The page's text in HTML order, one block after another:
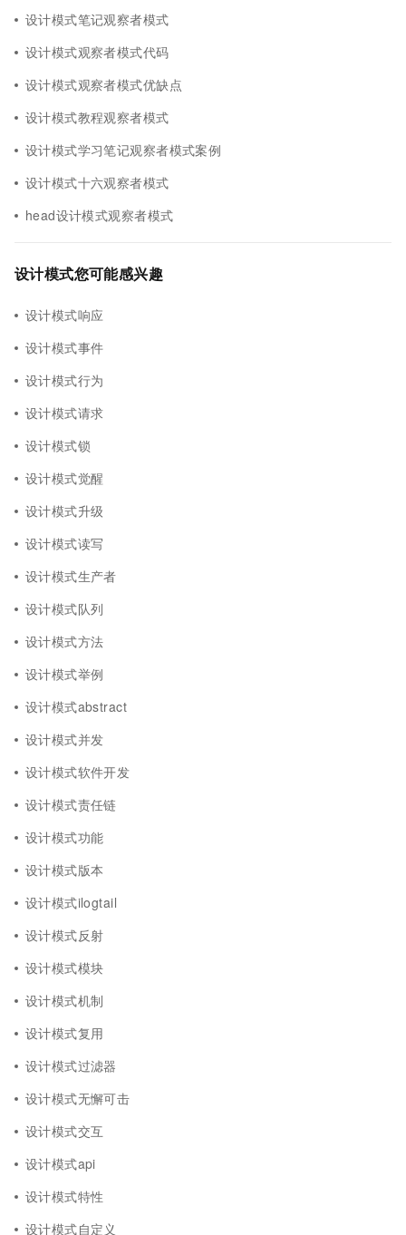
设计模式笔记观察者模式
设计模式观察者模式代码
设计模式观察者模式优缺点
设计模式教程观察者模式
设计模式学习笔记观察者模式案例
设计模式十六观察者模式
head设计模式观察者模式
设计模式您可能感兴趣
设计模式响应
设计模式事件
设计模式行为
设计模式请求
设计模式锁
设计模式觉醒
设计模式升级
设计模式读写
设计模式生产者
设计模式队列
设计模式方法
设计模式举例
设计模式abstract
设计模式并发
设计模式软件开发
设计模式责任链
设计模式功能
设计模式版本
设计模式ilogtail
设计模式反射
设计模式模块
设计模式机制
设计模式复用
设计模式过滤器
设计模式无懈可击
设计模式交互
设计模式api
设计模式特性
设计模式自定义